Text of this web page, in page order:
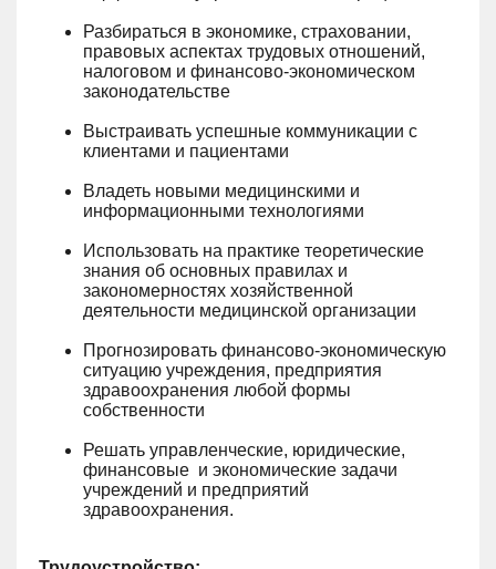
Разбираться в экономике, страховании,
правовых аспектах трудовых отношений,
налоговом и финансово-экономическом
законодательстве
Выстраивать успешные коммуникации с
клиентами и пациентами
Владеть новыми медицинскими и
информационными технологиями
Использовать на практике теоретические
знания об основных правилах и
закономерностях хозяйственной
деятельности медицинской организации
Прогнозировать финансово-экономическую
ситуацию учреждения, предприятия
здравоохранения любой формы
собственности
Решать управленческие, юридические,
финансовые и экономические задачи
учреждений и предприятий
здравоохранения.